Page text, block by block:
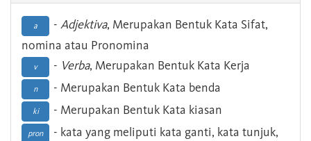
a - Adjektiva, Merupakan Bentuk Kata Sifat,
nomina atau Pronomina
v - Verba, Merupakan Bentuk Kata Kerja
n - Merupakan Bentuk Kata benda
ki - Merupakan Bentuk Kata kiasan
pron
- kata yang meliputi kata ganti, kata tunjuk,